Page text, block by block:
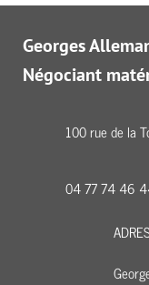
Georges
Négociant
100 rue de la
04 77 74 46